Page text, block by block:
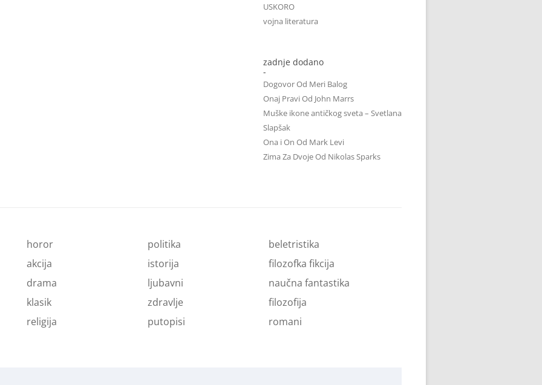
USKORO
vojna literatura
zadnje dodano
-
Dogovor Od Meri Balog
Onaj Pravi Od John Marrs
Muške ikone antičkog sveta – Svetlana
Slapšak
Ona i On Od Mark Levi
Zima Za Dvoje Od Nikolas Sparks
horor
akcija
drama
klasik
religija
politika
istorija
ljubavni
zdravlje
putopisi
beletristika
filozofka fikcija
naučna fantastika
filozofija
romani